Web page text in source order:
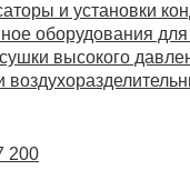
и установки
оборудования
высокого
200